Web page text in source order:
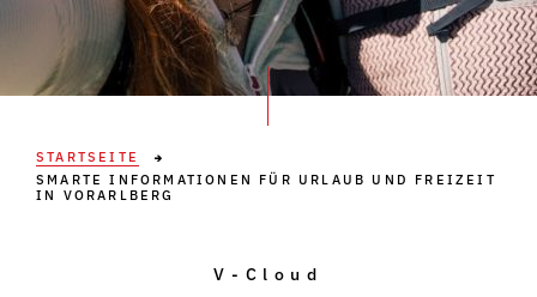
STARTSEITE
SMARTE INFORMATIONEN FÜR URLAUB UND FREIZEIT
IN VORARLBERG
V-Cloud